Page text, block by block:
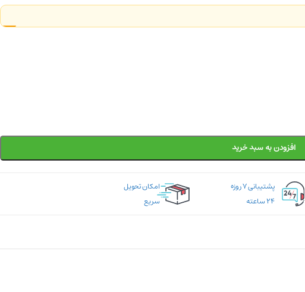
افزودن به سبد خرید
پشتیبانی ۷ روزه
۲۴ ساعته
امکان تحویل
سریع